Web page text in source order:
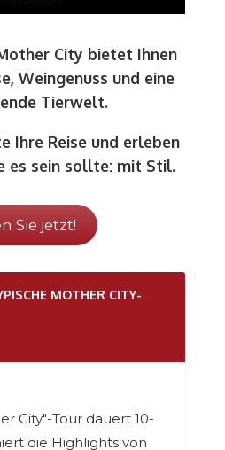
City bietet Ihnen
Weingenuss und eine
Tierwelt.
Ihre Reise und erleben
es sein sollte: mit Stil.
Sie jetzt!
MOTHER CITY-
City"-Tour dauert 10-
die Highlights von